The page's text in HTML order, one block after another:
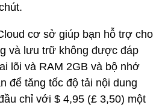
cơ sở giúp bạn hỗ trợ cho
và lưu trữ không được đáp
lõi và RAM 2GB và bộ nhớ
để tăng tốc độ tải nội dung
chỉ với $ 4,95 (£ 3,50) một